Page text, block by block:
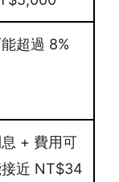
超過 8%
+ 費用可
近 NT$34